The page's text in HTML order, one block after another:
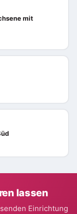
mit
lassen
Einrichtung